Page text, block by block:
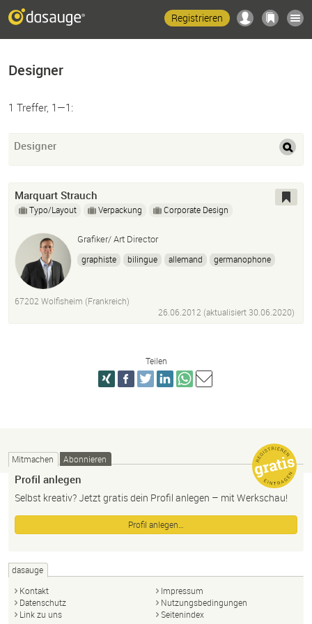
Registrieren
Designer
1 Treffer, 1—1:
Designer
Marquart Strauch
Typo/Layout Verpackung Corporate Design
Grafiker/ Art Director
graphiste bilingue allemand germanophone
67202 Wolfisheim (Frankreich)
26.06.2012 (aktualisiert 30.06.2020)
Teilen
Mitmachen Abonnieren
Profil anlegen
Selbst kreativ? Jetzt gratis dein Profil anlegen – mit Werkschau!
Profil anlegen…
dasauge
Kontakt
Impressum
Datenschutz
Nutzungsbedingungen
Link zu uns
Seitenindex